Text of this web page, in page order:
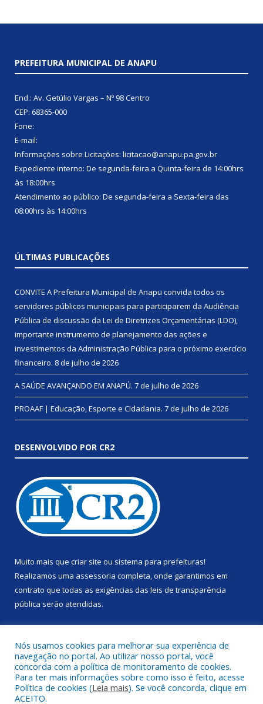
PREFEITURA MUNICIPAL DE ANAPU
End.: Av. Getúlio Vargas – Nº 98 Centro
CEP: 68365-000
Fone:
E-mail:
Informações sobre Licitações: licitacao@anapu.pa.gov.br
Expediente interno: De segunda-feira a Quinta-feira de 14:00hrs
às 18:00hrs
Atendimento ao público: De segunda-feira a Sexta-feira das
08:00hrs às 14:00hrs
ÚLTIMAS PUBLICAÇÕES
CONVITE A Prefeitura Municipal de Anapu convida todos os
servidores públicos municipais para participarem da Audiência
Pública de discussão da Lei de Diretrizes Orçamentárias (LDO),
importante instrumento de planejamento das ações e
investimentos da Administração Pública para o próximo exercício
financeiro. 8 de julho de 2026
A SAÚDE AVANÇANDO EM ANAPÚ. 7 de julho de 2026
PROAAF | Educação, Esporte e Cidadania. 7 de julho de 2026
DESENVOLVIDO POR CR2
Muito mais que criar site ou sistema para prefeituras!
Realizamos uma assessoria completa, onde garantimos em
contrato que todas as exigências das leis de transparência
pública serão atendidas.
Todos os direitos reservados a Prefeitura Municipal de Anapu.
Nós usamos cookies para melhorar sua experiência de
navegação no portal. Ao utilizar nosso portal, você
concorda com a política de monitoramento de cookies.
Para ter mais informações sobre como isso é feito, acesse
Política de cookies (Leia mais). Se você concorda, clique em
ACEITO.